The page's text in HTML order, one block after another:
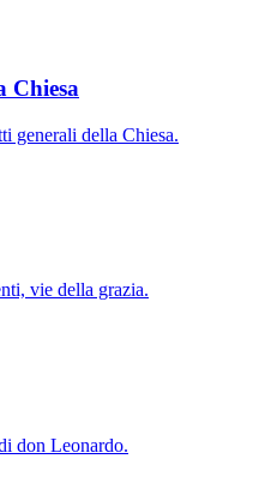
Chiesa
generali della Chiesa.
vie della grazia.
don Leonardo.